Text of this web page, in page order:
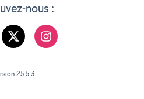
nous :
25.5.3